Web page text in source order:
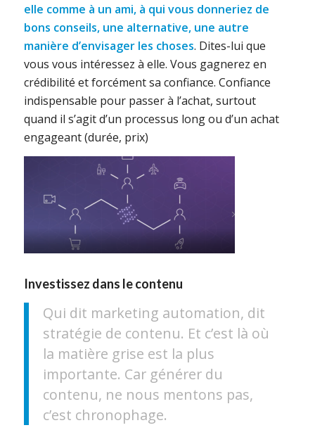
elle comme à un ami, à qui vous donneriez de
bons conseils, une alternative, une autre
manière d’envisager les choses. Dites-lui que
vous vous intéressez à elle. Vous gagnerez en
crédibilité et forcément sa confiance. Confiance
indispensable pour passer à l’achat, surtout
quand il s’agit d’un processus long ou d’un achat
engageant (durée, prix)
Investissez dans le contenu
Qui dit marketing automation, dit
stratégie de contenu. Et c’est là où
la matière grise est la plus
importante. Car générer du
contenu, ne nous mentons pas,
c’est chronophage.